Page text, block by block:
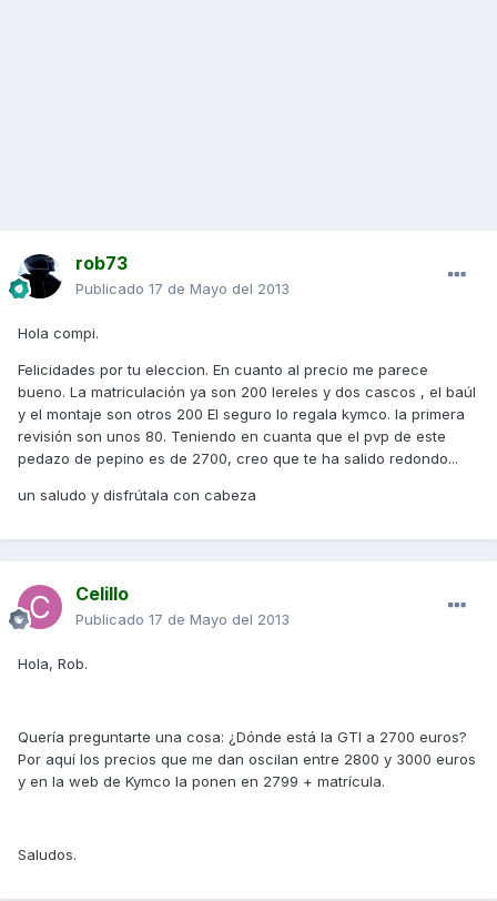
rob73
Publicado 17 de Mayo del 2013
Hola compi.
Felicidades por tu eleccion. En cuanto al precio me parece
bueno. La matriculación ya son 200 lereles y dos cascos , el baúl
y el montaje son otros 200 El seguro lo regala kymco. la primera
revisión son unos 80. Teniendo en cuanta que el pvp de este
pedazo de pepino es de 2700, creo que te ha salido redondo...
un saludo y disfrútala con cabeza
Celillo
Publicado 17 de Mayo del 2013
Hola, Rob.
Quería preguntarte una cosa: ¿Dónde está la GTI a 2700 euros?
Por aquí los precios que me dan oscilan entre 2800 y 3000 euros
y en la web de Kymco la ponen en 2799 + matrícula.
Saludos.